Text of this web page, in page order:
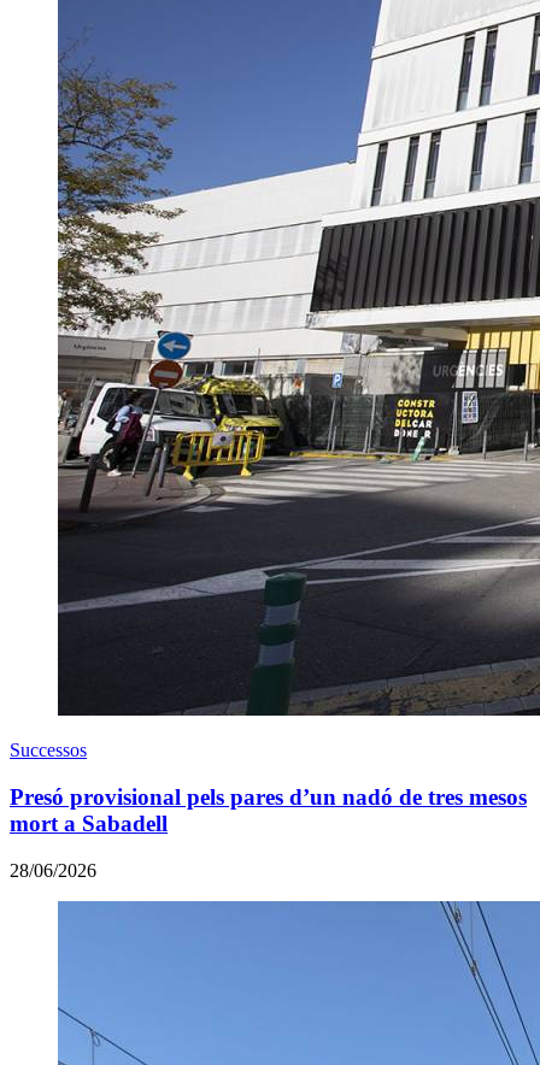
Successos
Presó provisional pels pares d’un nadó de tres mesos
mort a Sabadell
28/06/2026